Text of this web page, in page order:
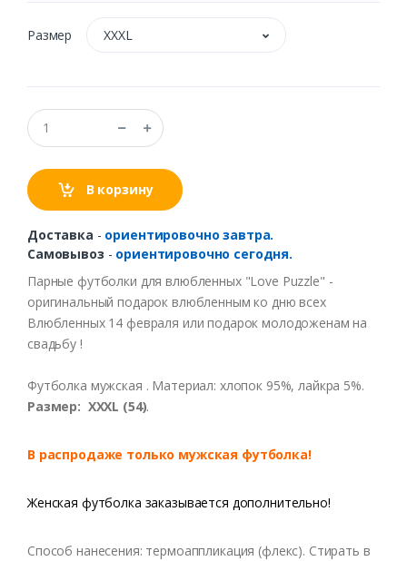
Размер XXXL
В корзину
Доставка - ориентировочно завтра.
Самовывоз - ориентировочно сегодня.
Парные футболки для влюбленных "Love Puzzle" -
оригинальный подарок влюбленным ко дню всех
Влюбленных 14 февраля или подарок молодоженам на
свадьбу !
Футболка мужская . Материал: хлопок 95%, лайкра 5%.
Размер: XXXL (54).
В распродаже только мужская футболка!
Женская футболка заказывается дополнительно!
Способ нанесения: термоаппликация (флекс). Стирать в